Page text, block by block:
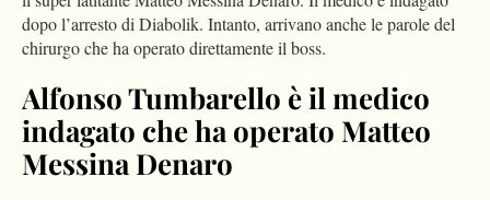
dopo l’arresto di Diabolik. Intanto, arrivano anche le parole del
chirurgo che ha operato direttamente il boss.
Alfonso Tumbarello è il medico
indagato che ha operato Matteo
Messina Denaro